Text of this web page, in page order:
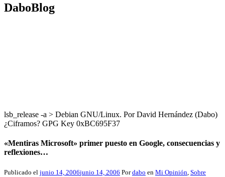
DaboBlog
lsb_release -a > Debian GNU/Linux. Por David Hernández (Dabo)
¿Ciframos? GPG Key 0xBC695F37
«Mentiras Microsoft» primer puesto en Google, consecuencias y
reflexiones…
Publicado el junio 14, 2006junio 14, 2006 Pordabo en Mi Opinión, Sobre